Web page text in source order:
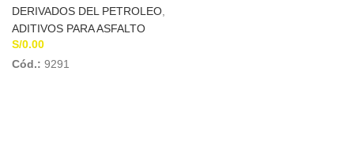
DERIVADOS DEL PETROLEO
ADITIVOS PARA ASFALTO
S/0.00
Cód.: 9291